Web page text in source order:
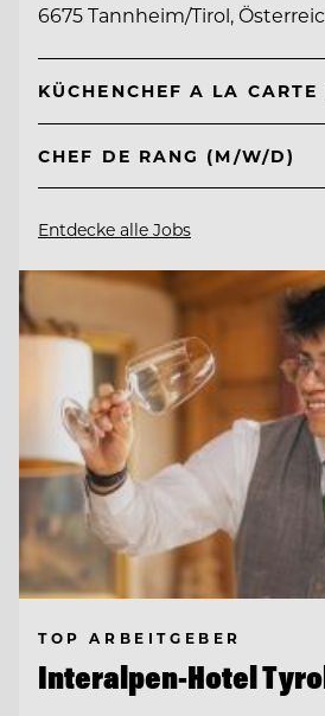
6675 Tannheim/Tirol,
KÜCHENCHEF A LA
CHEF DE RANG (M/W/D)
Entdecke alle Jobs
TOP ARBEITGEBER
Interalpen-Hotel